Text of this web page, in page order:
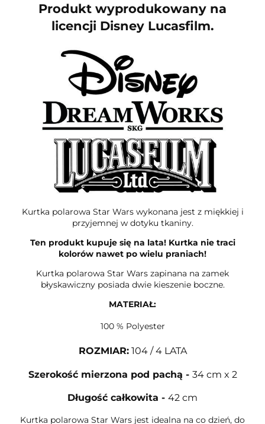
Produkt wyprodukowany na
licencji Disney Lucasfilm.
Kurtka polarowa Star Wars wykonana jest z miękkiej i
przyjemnej w dotyku tkaniny.
Ten produkt kupuje się na lata! Kurtka nie traci
kolorów nawet po wielu praniach!
Kurtka polarowa Star Wars zapinana na zamek
błyskawiczny posiada dwie kieszenie boczne.
MATERIAŁ:
100 % Polyester
ROZMIAR: 104 / 4 LATA
Szerokość mierzona pod pachą - 34 cm x 2
Długość całkowita - 42 cm
Kurtka polarowa Star Wars jest idealna na co dzień, do